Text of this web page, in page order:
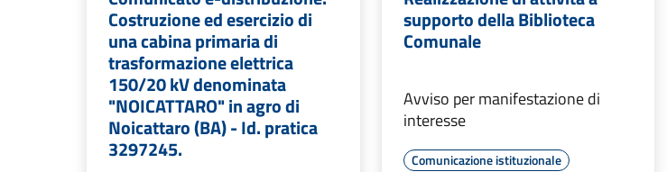
Costruzione ed esercizio di
una cabina primaria di
trasformazione elettrica
150/20 kV denominata
"NOICATTARO" in agro di
Noicattaro (BA) - Id. pratica
3297245.
supporto della Biblioteca
Comunale
Avviso per manifestazione di
interesse
Comunicazione istituzionale